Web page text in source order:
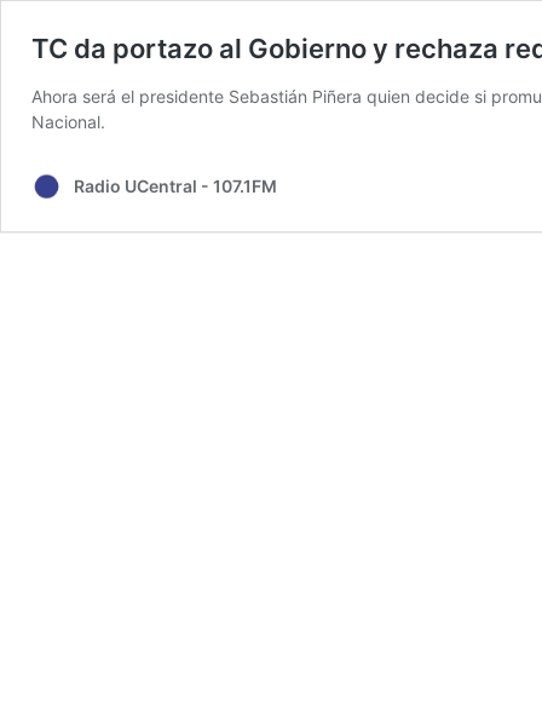
TC da portazo al Gobierno y rechaza
Ahora será el presidente Sebastián Piñera quien decide si
Nacional.
Radio UCentral - 107.1FM